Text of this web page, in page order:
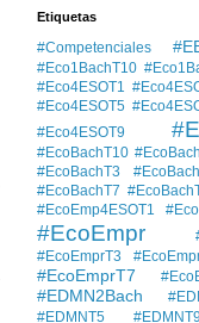
Etiquetas
#Competenciales
#Eco1BachT10
#Eco4ESOT1
#Eco4ESOT5
#Eco4ESOT9
#EcoBachT10
#EcoBachT3
#EcoBachT7
#EcoEmp4ESOT1
#EcoEmpr
#EcoEmprT3
#EcoEmprT7
#EDMN2Bach
#EDMNT5 #EDMNT9